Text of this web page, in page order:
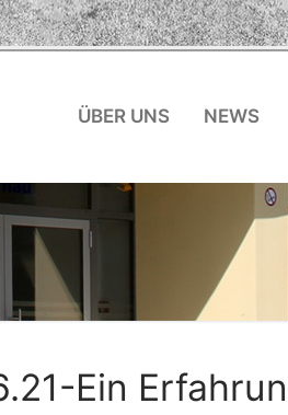
ÜBER UNS NEWS
Ein